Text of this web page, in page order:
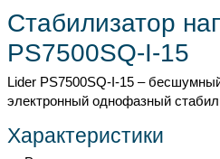
Стабилизатор
PS7500SQ-I-15
Lider PS7500SQ-I-15 –
электронный однофазный
Характеристики